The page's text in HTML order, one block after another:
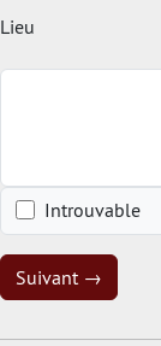
Lieu
Introuvable
Suivant →